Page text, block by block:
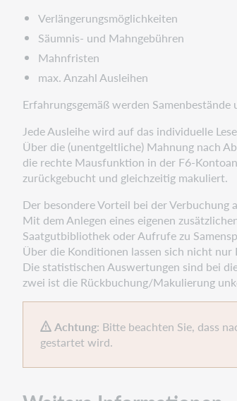
Verlängerungsmöglichkeiten
Säumnis- und Mahngebühren
Mahnfristen
max. Anzahl Ausleihen
Erfahrungsgemäß werden
Jede Ausleihe wird auf das individuelle
Über die (unentgeltliche) Mahnung nach
die rechte Mausfunktion in der F6-
zurückgebucht und gleichzeitig makuliert.
Der besondere Vorteil bei der
Mit dem Anlegen eines eigenen
Saatgutbibliothek oder Aufrufe zu
Über die Konditionen lassen sich nicht
Die statistischen Auswertungen sind bei
zwei ist die Rückbuchung/Makulierung
Achtung: Bitte beachten Sie, dass
gestartet wird.